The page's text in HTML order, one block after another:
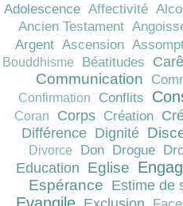
Adolescence Affectivité
Ancien Testament
Argent Ascension
Bouddhisme Béatitudes
Communication
Confirmation Conflits
Coran Corps Création
Différence Dignité
Divorce Don Drogue
Education Eglise
Espérance Estime de